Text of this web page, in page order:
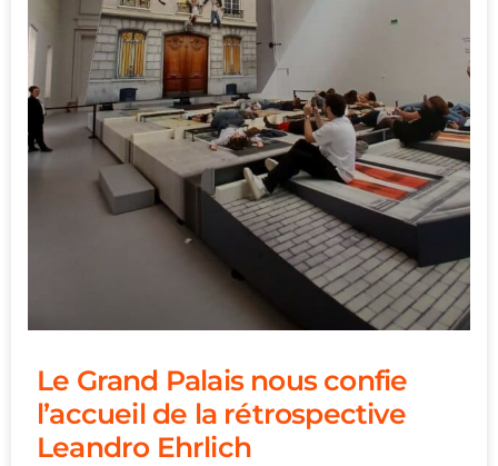
Le Grand Palais nous confie
l’accueil de la rétrospective
Leandro Ehrlich